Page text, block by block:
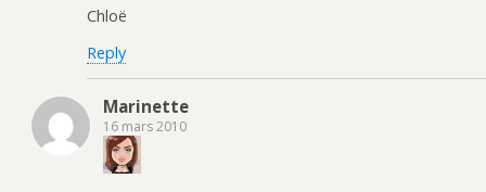
Chloë
Reply
Marinette
16 mars 2010